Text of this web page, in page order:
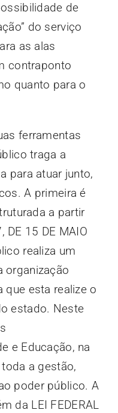
de
do serviço
as alas
contraponto
quanto para o
ferramentas
traga a
para atuar junto,
A primeira é
a partir
DE 15 DE MAIO
realiza um
organização
que esta realize o
estado. Neste
e Educação, na
a gestão,
poder público. A
da LEI FEDERAL